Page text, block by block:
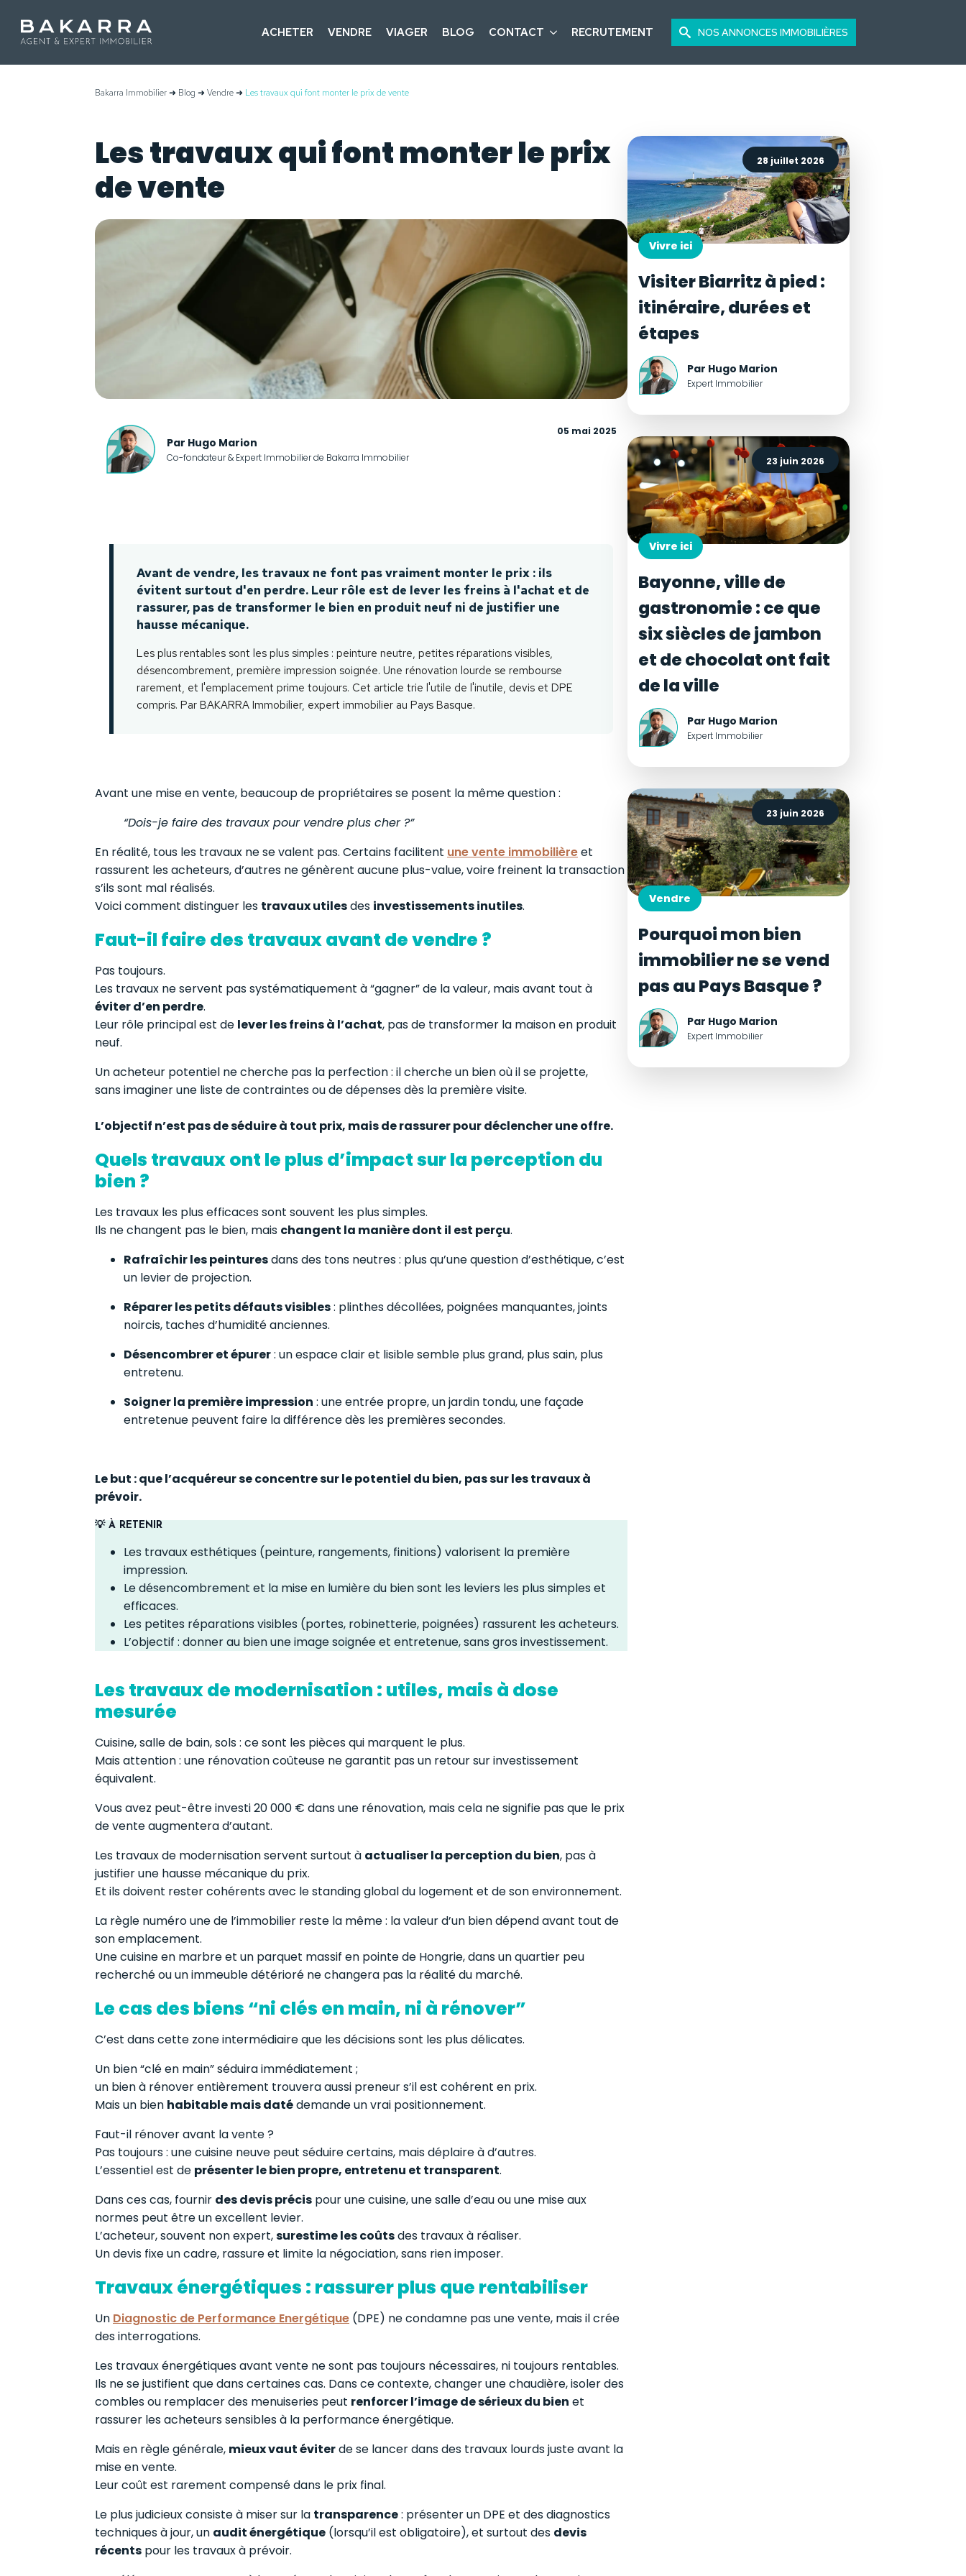
ACHETER VENDRE VIAGER BLOG CONTACT RECRUTEMENT NOS ANNONCES IMMOBILIÈRES
Bakarra Immobilier➜ Blog ➜ Vendre➜ Les travaux qui font monter le prix de vente
Les travaux qui font monter le prix
de vente
Par Hugo Marion
Co-fondateur & Expert Immobilier de Bakarra Immobilier
05 mai 2025
Avant de vendre, les travaux ne font pas vraiment monter le prix : ils
évitent surtout d'en perdre. Leur rôle est de lever les freins à l'achat et de
rassurer, pas de transformer le bien en produit neuf ni de justifier une
hausse mécanique.
Les plus rentables sont les plus simples : peinture neutre, petites réparations visibles,
désencombrement, première impression soignée. Une rénovation lourde se rembourse
rarement, et l'emplacement prime toujours. Cet article trie l'utile de l'inutile, devis et DPE
compris. Par BAKARRA Immobilier, expert immobilier au Pays Basque.
Avant une mise en vente, beaucoup de propriétaires se posent la même question :
“Dois-je faire des travaux pour vendre plus cher ?”
En réalité, tous les travaux ne se valent pas. Certains facilitent une vente immobilièreet
rassurent les acheteurs, d’autres ne génèrent aucune plus-value, voire freinent la transaction
s’ils sont mal réalisés.
Voici comment distinguer les travaux utilesdes investissements inutiles.
Faut-il faire des travaux avant de vendre ?
Pas toujours.
Les travaux ne servent pas systématiquement à “gagner” de la valeur, mais avant tout à
éviter d’en perdre.
Leur rôle principal est de lever les freins à l’achat, pas de transformer la maison en produit
neuf.
Un acheteur potentiel ne cherche pas la perfection : il cherche un bien où il se projette,
sans imaginer une liste de contraintes ou de dépenses dès la première visite.
L’objectif n’est pas de séduire à tout prix, mais de rassurer pour déclencher une offre.
Quels travaux ont le plus d’impact sur la perception du
bien ?
Les travaux les plus efficaces sont souvent les plus simples.
Ils ne changent pas le bien, mais changent la manière dont il est perçu.
Rafraîchir les peinturesdans des tons neutres : plus qu’une question d’esthétique, c’est
un levier de projection.
Réparer les petits défauts visibles: plinthes décollées, poignées manquantes, joints
noircis, taches d’humidité anciennes.
Désencombrer et épurer: un espace clair et lisible semble plus grand, plus sain, plus
entretenu.
Soigner la première impression : une entrée propre, un jardin tondu, une façade
entretenue peuvent faire la différence dès les premières secondes.
Le but : que l’acquéreur se concentre sur le potentiel du bien, pas sur les travaux à
prévoir.
💡 À RETENIR
Les travaux esthétiques (peinture, rangements, finitions) valorisent la première
impression.
Le désencombrement et la mise en lumière du bien sont les leviers les plus simples et
efficaces.
Les petites réparations visibles (portes, robinetterie, poignées) rassurent les acheteurs.
L’objectif : donner au bien une image soignée et entretenue, sans gros investissement.
Les travaux de modernisation : utiles, mais à dose
mesurée
Cuisine, salle de bain, sols : ce sont les pièces qui marquent le plus.
Mais attention : une rénovation coûteuse ne garantit pas un retour sur investissement
équivalent.
Vous avez peut-être investi 20 000 € dans une rénovation, mais cela ne signifie pas que le prix
de vente augmentera d’autant.
Les travaux de modernisation servent surtout à actualiser la perception du bien, pas à
justifier une hausse mécanique du prix.
Et ils doivent rester cohérents avec le standing global du logement et de son environnement.
La règle numéro une de l’immobilier reste la même : la valeur d’un bien dépend avant tout de
son emplacement.
Une cuisine en marbre et un parquet massif en pointe de Hongrie, dans un quartier peu
recherché ou un immeuble détérioré ne changera pas la réalité du marché.
Le cas des biens “ni clés en main, ni à rénover”
C’est dans cette zone intermédiaire que les décisions sont les plus délicates.
Un bien “clé en main” séduira immédiatement ;
un bien à rénover entièrement trouvera aussi preneur s’il est cohérent en prix.
Mais un bien habitable mais datédemande un vrai positionnement.
Faut-il rénover avant la vente ?
Pas toujours : une cuisine neuve peut séduire certains, mais déplaire à d’autres.
L’essentiel est de présenter le bien propre, entretenu et transparent.
Dans ces cas, fournir des devis précis pour une cuisine, une salle d’eau ou une mise aux
normes peut être un excellent levier.
L’acheteur, souvent non expert,surestime les coûtsdes travaux à réaliser.
Un devis fixe un cadre, rassure et limite la négociation, sans rien imposer.
Travaux énergétiques : rassurer plus que rentabiliser
Un Diagnostic de Performance Energétique (DPE) ne condamne pas une vente, mais il crée
des interrogations.
Les travaux énergétiques avant vente ne sont pas toujours nécessaires, ni toujours rentables.
Ils ne se justifient que dans certaines cas. Dans ce contexte, changer une chaudière, isoler des
combles ou remplacer des menuiseries peut renforcer l’image de sérieux du bien et
rassurer les acheteurs sensibles à la performance énergétique.
Mais en règle générale, mieux vaut éviterde se lancer dans des travaux lourds juste avant la
mise en vente.
Leur coût est rarement compensé dans le prix final.
Le plus judicieux consiste à miser sur la transparence: présenter un DPE et des diagnostics
techniques à jour, un audit énergétique (lorsqu’il est obligatoire), et surtout des devis
récents pour les travaux à prévoir.
28 juillet 2026
Vivre ici
Visiter Biarritz à pied :
itinéraire, durées et
étapes
Par Hugo Marion
Expert Immobilier
23 juin 2026
Vivre ici
Bayonne, ville de
gastronomie : ce que
six siècles de jambon
et de chocolat ont fait
de la ville
Par Hugo Marion
Expert Immobilier
23 juin 2026
Vendre
Pourquoi mon bien
immobilier ne se vend
pas au Pays Basque ?
Par Hugo Marion
Expert Immobilier